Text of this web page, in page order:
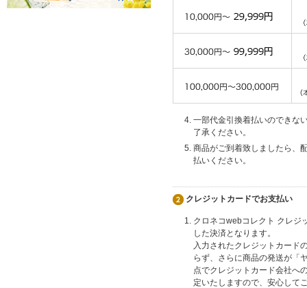
一部代金引換着払いのできな
了承ください。
商品がご到着致しましたら、
払いください。
クレジットカードでお支払い
クロネコwebコレクト クレジ
した決済となります。
入力されたクレジットカード
らず、さらに商品の発送が「
点でクレジットカード会社へ
定いたしますので、安心して